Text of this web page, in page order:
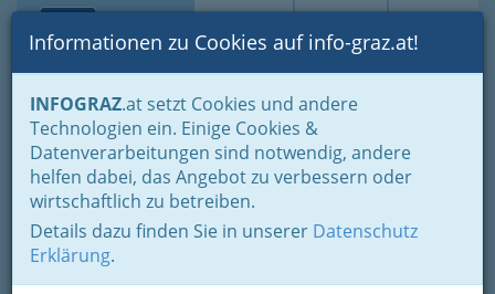
Suche Login Toggle
Informationen zu Cookies auf info-graz.at!
INFOGRAZ.at setzt Cookies und andere
Technologien ein. Einige Cookies &
Datenverarbeitungen sind notwendig, andere
helfen dabei, das Angebot zu verbessern oder
wirtschaftlich zu betreiben.
Details dazu finden Sie in unserer Datenschutz
Erklärung.
Home Lifestyle
Hoamat - Steiermark - unsere Heimat
Steirische Weinstraßen
Sausaler Weinstrasse
Fröhlich Buschenschank -
Weingut
Altenberg 62, 8430 Tillmitsch
+43 664 914 25 21